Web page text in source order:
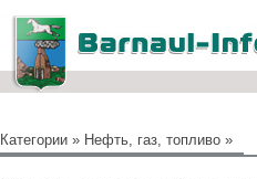
Категории » Нефть, газ, топливо »